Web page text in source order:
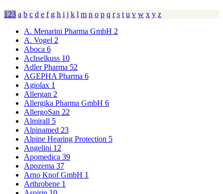
123 a b c d e f g h i j k l m n o p q r s t u v w x y z
A. Menarini Pharma GmbH 2
A. Vogel 2
Aboca 6
Achselkuss 10
Adler Pharma 52
AGEPHA Pharma 6
Agiolax 1
Allergan 2
Allergika Pharma GmbH 6
AllergoSan 22
Almirall 5
Alpinamed 23
Alpine Hearing Protection 5
Angelini 12
Apomedica 39
Apozema 37
Arno Knof GmbH 1
Arthrobene 1